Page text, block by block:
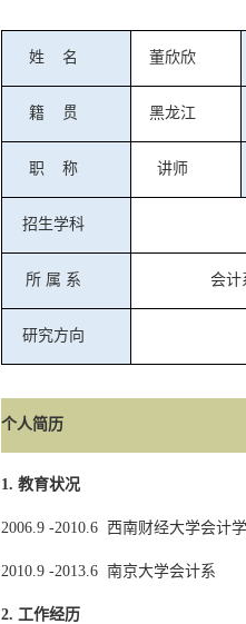
姓 名 董欣欣
籍 贯 黑龙江
职 称 讲师
招生学科
所 属 系 会计
研究方向
个人简历
1. 教育状况
2006.9 -2010.6 西南财经大学会计学
2010.9 -2013.6 南京大学会计系
2. 工作经历